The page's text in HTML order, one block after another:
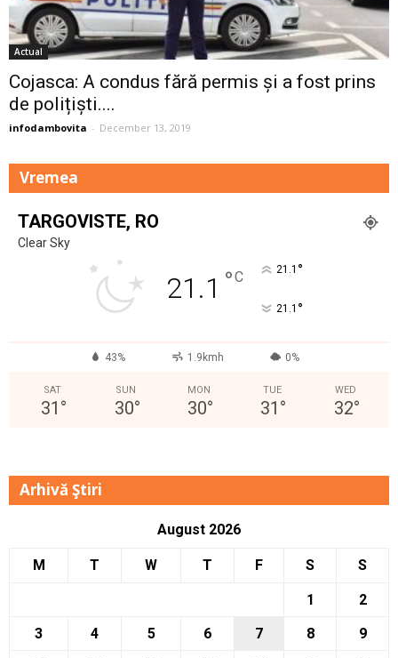
Actual
Cojasca: A condus fără permis și a fost prins
de polițiști....
infodambovita - December 13, 2019
Vremea
TARGOVISTE, RO
Clear Sky
21.1 °C 21.1 °
21.1 °
43% 1.9kmh 0%
SAT
31 °
SUN
30°
MON
30°
TUE
31 °
WED
32°
Arhivă Ştiri
August 2026
M T W T F S S
1
2
3
4 5 6 7 8
9